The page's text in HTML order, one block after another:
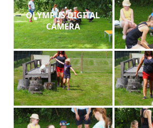
OLYMPUS DIGITAL
CAMERA